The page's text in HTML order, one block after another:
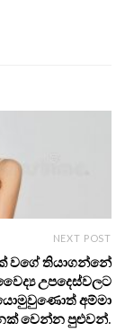
NEXT POST
වගේ තියාගන්නේ
උපදෙස්වලට
අම්මා
වෙන්න පුළුවන්.